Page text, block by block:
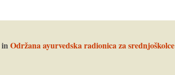
inOdržana ayurvedska radionica za srednjoškolce